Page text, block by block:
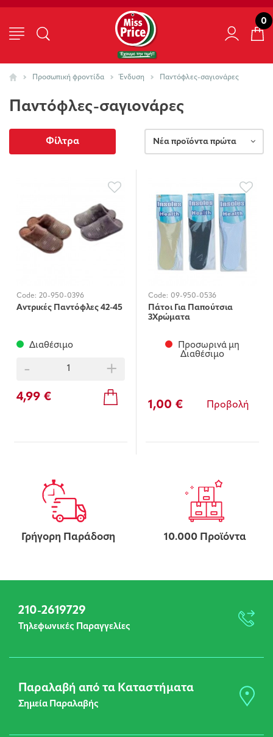
0
Προσωπική φροντίδα Ένδυση Παντόφλες-σαγιονάρες
Παντόφλες-σαγιονάρες
Φίλτρα Νέα προϊόντα πρώτα
Code: 20-950-0396
Αντρικές Παντόφλες 42-45
Διαθέσιμο
- +
4,99 €
Code: 09-950-0536
Πάτοι Για Παπούτσια
3Χρώματα
Προσωρινά μη
Διαθέσιμο
1,00 € Προβολή
Γρήγορη Παράδοση 10.000 Προϊόντα
210-2619729
Τηλεφωνικές Παραγγελίες
Παραλαβή από τα Καταστήματα
Σημεία Παραλαβής